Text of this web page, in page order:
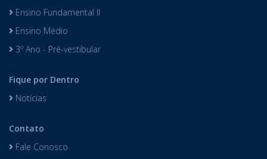
Ensino Fundamental II
Ensino Médio
3º Ano - Pré-vestibular
Fique por Dentro
Notícias
Contato
Fale Conosco